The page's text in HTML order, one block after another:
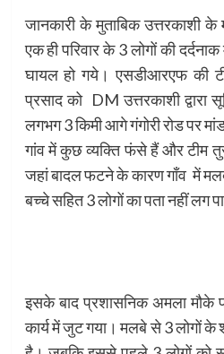
जानकारी के मुताबिक उत्तरकाशी
एक ही परिवार के 3 लोगों की
घायल हो गये। एसडीआरएफ की
प्रसाद को DM उत्तरकाशी द्वारा
लगभग 3 किमी आगे गंगोरी रोड पर
गांव में कुछ व्यक्ति फंसे हैं और टीम
जहां बादल फटने के कारण गाँव में
बच्चे सहित 3 लोगों का पता नहीं लग
इसके बाद प्रशासनिक अमला मौके
कार्य में जुट गया। मलबे से 3 लोगों के